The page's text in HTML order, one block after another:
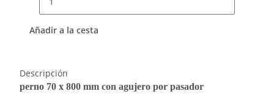
Añadir a la cesta
Descripción
perno 70 x 800 mm con agujero por pasador